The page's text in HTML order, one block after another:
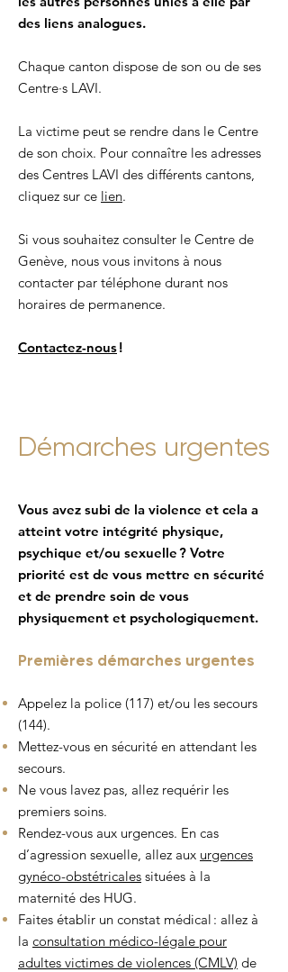
des liens analogues.
Chaque canton dispose de son ou de ses
Centre·s LAVI.
La victime peut se rendre dans le Centre
de son choix. Pour connaître les adresses
des Centres LAVI des différents cantons,
cliquez sur ce lien.
Si vous souhaitez consulter le Centre de
Genève, nous vous invitons à nous
contacter par téléphone durant nos
horaires de permanence.
Contactez-nous!
Démarches urgentes
Vous avez subi de la violence et cela a
atteint votre intégrité physique,
psychique et/ou sexuelle ? Votre
priorité est de vous mettre en sécurité
et de prendre soin de vous
physiquement et psychologiquement.
Premières démarches urgentes
Appelez la police (117) et/ou les secours
(144).
Mettez-vous en sécurité en attendant les
secours.
Ne vous lavez pas, allez requérir les
premiers soins.
Rendez-vous aux urgences. En cas
d’agression sexuelle, allez aux urgences
gynéco-obstétricales situées à la
maternité des HUG.
Faites établir un constat médical : allez à
la consultation médico-légale pour
adultes victimes de violences (CMLV) de